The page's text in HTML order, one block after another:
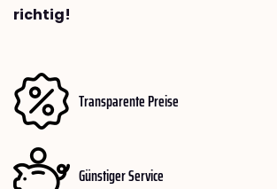
richtig!
Transparente Preise
Günstiger Service